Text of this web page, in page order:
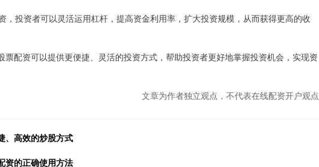
，投资者可以灵活运用杠杆，提高资金利用率，扩大投资规模，从而获得更高的收
配资可以提供更便捷、灵活的投资方式，帮助投资者更好地掌握投资机会，实现资
文章为作者独立观点，不代表在线配资开户观点
、高效的炒股方式
资的正确使用方法